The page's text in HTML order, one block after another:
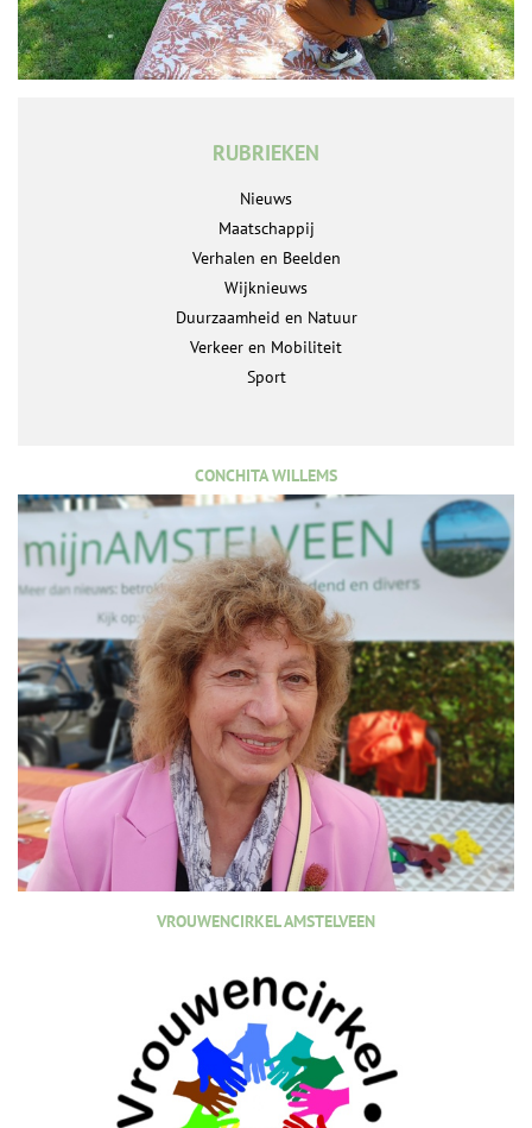
RUBRIEKEN
Nieuws
Maatschappij
Verhalen en Beelden
Wijknieuws
Duurzaamheid en Natuur
Verkeer en Mobiliteit
Sport
CONCHITA WILLEMS
VROUWENCIRKEL AMSTELVEEN